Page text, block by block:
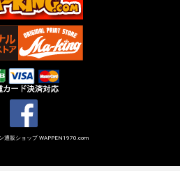
通販ショップ WAPPEN1970.com